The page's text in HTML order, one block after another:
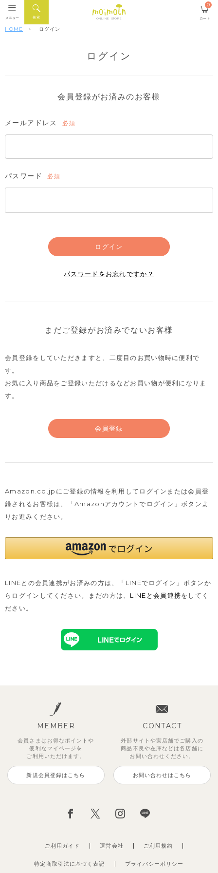
ONLINE STORE
検索
メニュー カート
0
HOME ログイン
ログイン
会員登録がお済みのお客様
メールアドレス
須)
パスワード
須)
ログイン
パスワードをお忘れですか？
まだご登録がお済みでないお客様
会員登録をしていただきますと、二度目のお買い物時に便利で
す。
お気に入り商品をご登録いただけるなどお買い物が便利になりま
す。
会員登録
Amazon.co.jpにご登録の情報を利用してログインまたは会員登
録されるお客様は、
「Amazonアカウントでログイン」ボタンよ
りお進みください。
LINEとの会員連携がお済みの方は、「LINEでログイン」ボタンか
らログインしてください。まだの方は、 LINEと会員連携をしてく
ださい。
MEMBER
会員さまはお得なポイントや
便利な マイページを
ご利用いただけます。
新規会員登録はこちら
CONTACT
外部サイトや実店舗でご購入の
商品不良や在庫などは各店舗に
お問い合わせください。
お問い合わせはこちら
ご利用ガイド 運営会社
特定商取引法に基づく表記 プライバシーポリシー
ご利用規約